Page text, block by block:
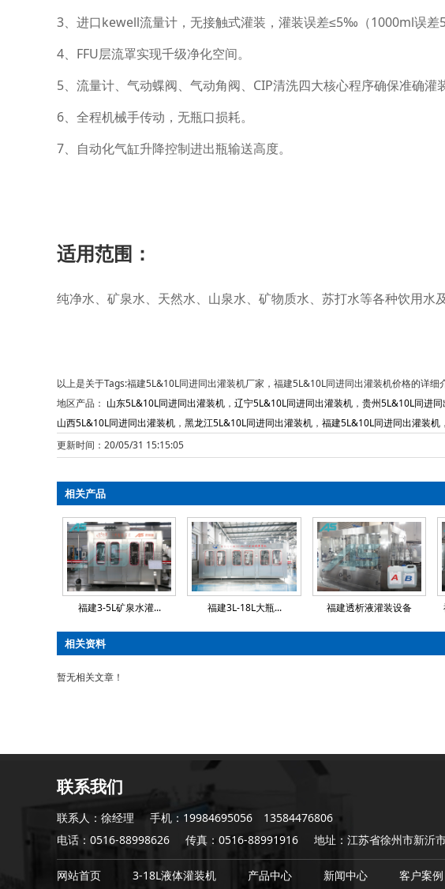
3、进口kewell流量计，无接触式灌装，灌装误差≤5‰（1000ml误差
4、FFU层流罩实现千级净化空间。
5、流量计、气动蝶阀、气动角阀、CIP清洗四大核心程序确保准确灌装
6、全程机械手传动，无瓶口损耗。
7、自动化气缸升降控制进出瓶输送高度。
适用范围：
纯净水、矿泉水、天然水、山泉水、矿物质水、苏打水等各种饮用水
以上是关于Tags:福建5L&10L同进同出灌装机厂家，福建5L&10L同进同出灌装机价格的详细
地区产品： 山东5L&10L同进同出灌装机 ， 辽宁5L&10L同进同出灌装机 ， 贵州5L&10L同进
山西5L&10L同进同出灌装机 ， 黑龙江5L&10L同进同出灌装机 ， 福建5L&10L同进同出灌装机 ，
更新时间：20/05/31 15:15:05
相关产品
福建3-5L矿泉水灌... 福建3L-18L大瓶... 福建透析液灌装设备
相关资料
暂无相关文章！
联系我们
联系人：徐经理
手机：19984695056 13584476806
电话：0516-88998626
传真：0516-88991916 地址：江苏省徐州市新沂
网站首页 3-18L液体灌装机 产品中心 新闻中心 客户案例